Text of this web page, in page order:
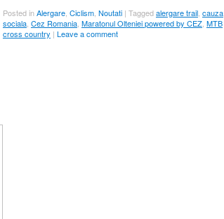
Posted inAlergare Ciclism Noutati | Taggedalergare trail cauza
sociala Cez Romania Maratonul Olteniei powered by CEZ MTB
cross country | Leave a comment